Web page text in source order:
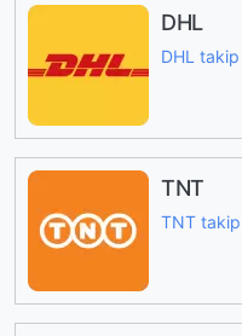
DHL
DHL takip
TNT
TNT takip